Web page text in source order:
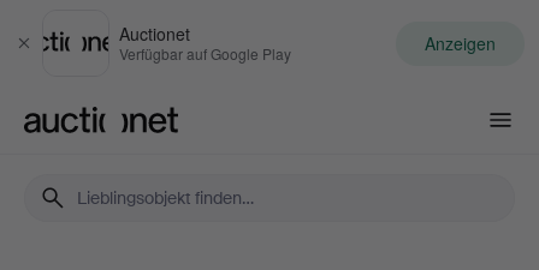
Schließen
Auctionet
Verfügbar auf Google Play Anzeigen